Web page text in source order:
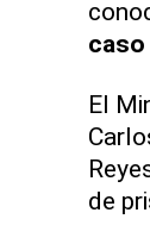
caso
El
de